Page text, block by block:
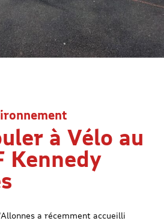
à Vélo au
Kennedy
a récemment accueilli